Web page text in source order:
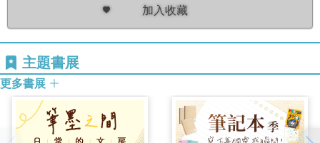
加入收藏
主題書展
更多書展